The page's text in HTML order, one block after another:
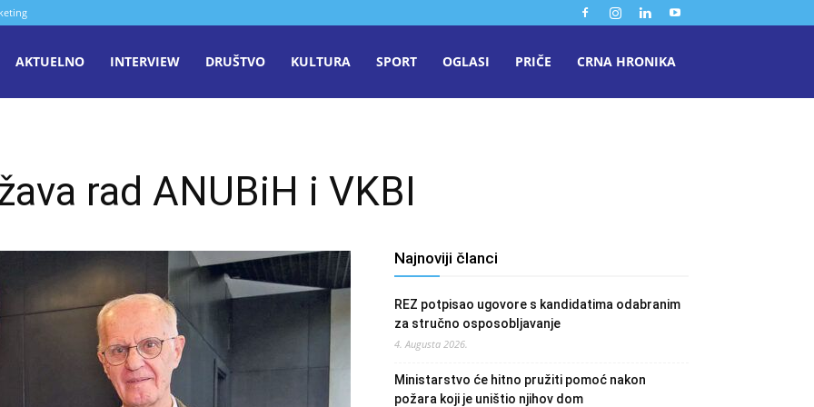
AKTUELNO INTERVIEW DRUŠTVO KULTURA SPORT OGLASI PRIČE CRNA HRONIKA
rad ANUBiH i VKBI
Najnoviji članci
REZ potpisao ugovore s kandidatima odabranim
za stručno osposobljavanje
4. Augusta 2026.
Ministarstvo će hitno pružiti pomoć nakon
požara koji je uništio njihov dom